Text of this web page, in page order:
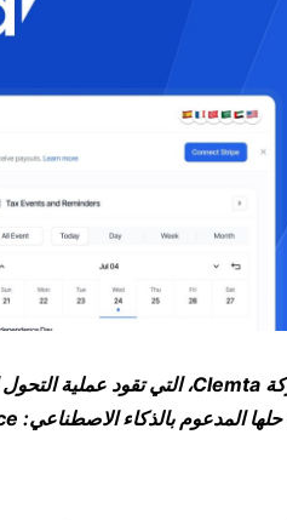
Clemta، التي تقود عملية
المدعوم بالذكاء الاصطناعي: